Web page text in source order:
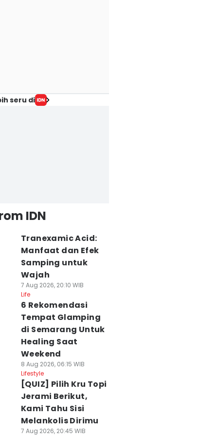
seru di
IDN
Tranexamic Acid:
Manfaat dan Efek
Samping untuk
Wajah
7 Aug 2026, 20:10 WIB
Life
6 Rekomendasi
Tempat Glamping
di Semarang Untuk
Healing Saat
Weekend
8 Aug 2026, 06:15 WIB
Lifestyle
[QUIZ] Pilih Kru Topi
Jerami Berikut,
Kami Tahu Sisi
Melankolis Dirimu
7 Aug 2026, 20:45 WIB